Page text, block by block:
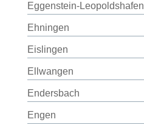
Eggenstein-Leopoldshafen
Ehningen
Eislingen
Ellwangen
Endersbach
Engen